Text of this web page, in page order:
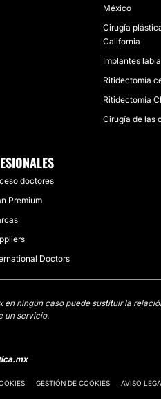
México
Cirugía
California
Implantes
Ritidectomía
Ritidectomía
Cirugía de las
doctores
Premium
Doctors
ningún caso puede sustituir la
un servicio.
GESTIÓN DE COOKIES AVISO